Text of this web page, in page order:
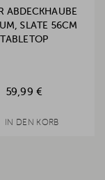
ABDECKHAUBE
SLATE 56CM
TABLETOP
59,99 €
IN DEN KORB